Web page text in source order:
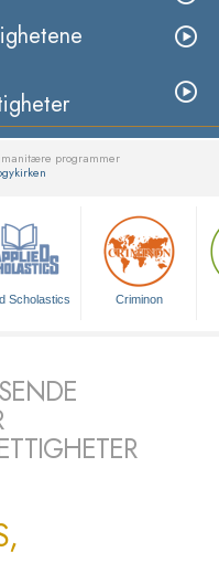
programmer
Scholastics Criminon